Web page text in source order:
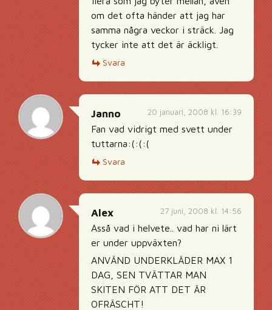
om det ofta händer att jag har
samma några veckor i sträck. Jag
tycker inte att det är äckligt.
Svara
20 januari, 2008 kl. 16:39
Janno
Fan vad vidrigt med svett under
tuttarna:(:(:(
Svara
27 juni, 2008 kl. 14:56
Alex
Asså vad i helvete.. vad har ni lärt
er under uppväxten?
ANVÄND UNDERKLÄDER MAX 1
DAG, SEN TVÄTTAR MAN
SKITEN FÖR ATT DET ÄR
OFRÄSCHT!